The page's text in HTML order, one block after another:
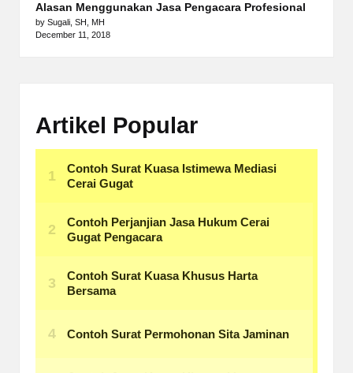
Alasan Menggunakan Jasa Pengacara Profesional
by Sugali, SH, MH
December 11, 2018
Artikel Popular